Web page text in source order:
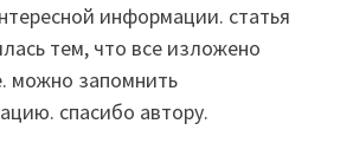
информации. статья
тем, что все изложено
можно запомнить
спасибо автору.